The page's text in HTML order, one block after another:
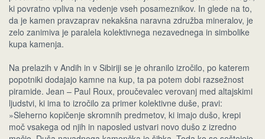
ki povratno vpliva na vedenje vseh posameznikov. In glede na to,
da je kamen pravzaprav nekakšna naravna združba mineralov, je
zelo zanimiva je paralela kolektivnega nezavednega in simbolike
kupa kamenja.
Na prelazih v Andih in v Sibiriji se je ohranilo izročilo, po katerem
popotniki dodajajo kamne na kup, ta pa potem dobi razsežnost
piramide. Jean – Paul Roux, proučevalec verovanj med altajskimi
ljudstvi, ki ima to izročilo za primer kolektivne duše, pravi:
»Sleherno kopičenje skromnih predmetov, ki imajo dušo, krepi
moč vsakega od njih in naposled ustvari novo dušo z izredno